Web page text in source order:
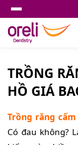
TRỒNG
HỒ GIÁ
Trồng răng
Có đau không?